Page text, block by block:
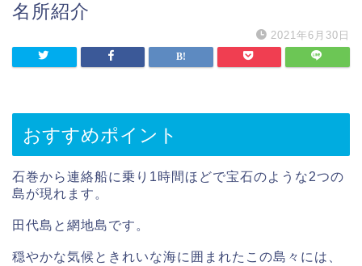
名所紹介
2021年6月30日
おすすめポイント
石巻から連絡船に乗り1時間ほどで宝石のような2つの
島が現れます。
田代島と網地島です。
穏やかな気候ときれいな海に囲まれたこの島々には、